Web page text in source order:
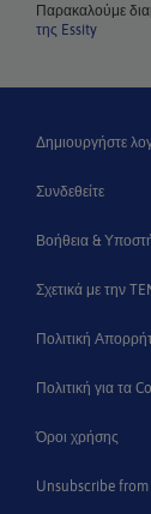
Παρακαλούμε
της Essity
Δημιουργήστε
Συνδεθείτε
Βοήθεια &
Σχετικά με την
Πολιτική
Πολιτική για τα
Όροι χρήσης
Unsubscribe